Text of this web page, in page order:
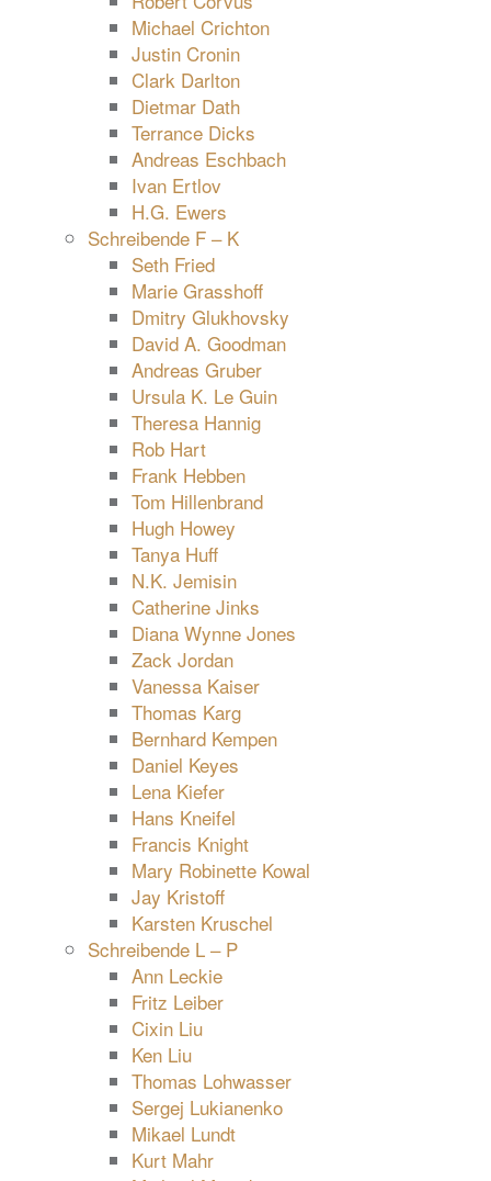
Michael Crichton
Justin Cronin
Clark Darlton
Dietmar Dath
Terrance Dicks
Andreas Eschbach
Ivan Ertlov
H.G. Ewers
Schreibende F – K
Seth Fried
Marie Grasshoff
Dmitry Glukhovsky
David A. Goodman
Andreas Gruber
Ursula K. Le Guin
Theresa Hannig
Rob Hart
Frank Hebben
Tom Hillenbrand
Hugh Howey
Tanya Huff
N.K. Jemisin
Catherine Jinks
Diana Wynne Jones
Zack Jordan
Vanessa Kaiser
Thomas Karg
Bernhard Kempen
Daniel Keyes
Lena Kiefer
Hans Kneifel
Francis Knight
Mary Robinette Kowal
Jay Kristoff
Karsten Kruschel
Schreibende L – P
Ann Leckie
Fritz Leiber
Cixin Liu
Ken Liu
Thomas Lohwasser
Sergej Lukianenko
Mikael Lundt
Kurt Mahr